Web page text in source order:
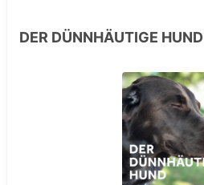
DER DÜNNHÄUTIGE HUND